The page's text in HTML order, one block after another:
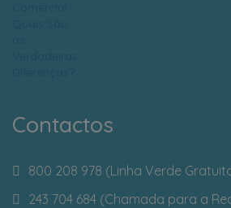
Contactos
800 208 978 (Linha Verde
243 704 684 (Chamada para a